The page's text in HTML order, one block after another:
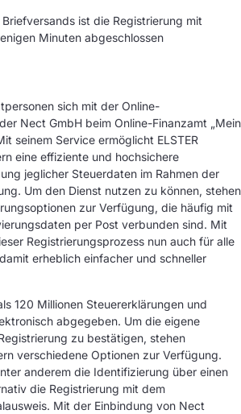
ist die Registrierung mit
Minuten abgeschlossen
sich mit der Online-
Nect GmbH beim Online-Finanzamt „Mein
seinem Service ermöglicht ELSTER
eine effiziente und hochsichere
jeglicher Steuerdaten im Rahmen der
Um den Dienst nutzen zu können, stehen
zur Verfügung, die häufig mit
per Post verbunden sind. Mit
Registrierungsprozess nun auch für alle
erheblich einfacher und schneller
120 Millionen Steuererklärungen und
abgegeben. Um die eigene
zu bestätigen, stehen
verschiedene Optionen zur Verfügung.
anderem die Identifizierung über einen
die Registrierung mit dem
Mit der Einbindung von Nect